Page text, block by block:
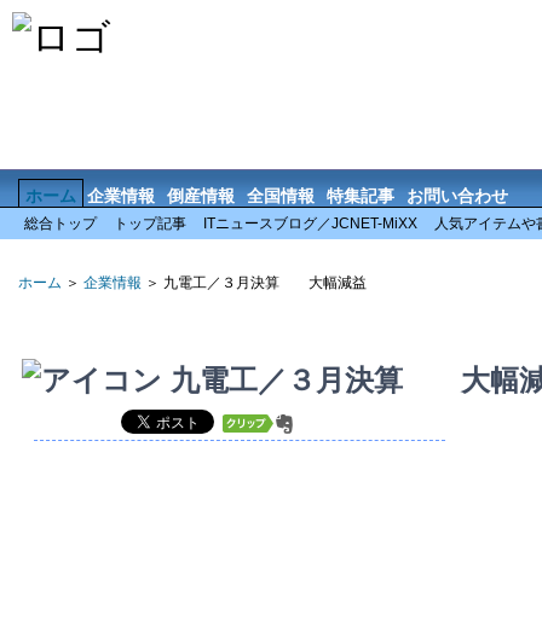
ホーム 企業情報 倒産情報 全国情報 特集記事 お問い合わせ
総合トップ トップ記事 ITニュースブログ／JCNET-MiXX 人気アイテム
ホーム ＞ 企業情報 ＞ 九電工／３月決算 大幅減益
九電工／３月決算 大幅